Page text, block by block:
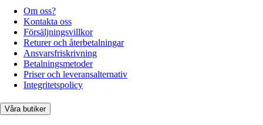
Om oss?
Kontakta oss
Försäljningsvillkor
Returer och återbetalningar
Ansvarsfriskrivning
Betalningsmetoder
Priser och leveransalternativ
Integritetspolicy
Våra butiker